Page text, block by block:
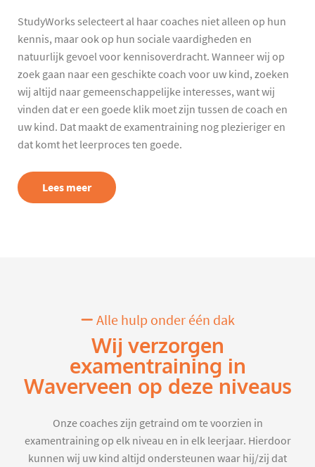
StudyWorks selecteert al haar coaches niet alleen op hun
kennis, maar ook op hun sociale vaardigheden en
natuurlijk gevoel voor kennisoverdracht. Wanneer wij op
zoek gaan naar een geschikte coach voor uw kind, zoeken
wij altijd naar gemeenschappelijke interesses, want wij
vinden dat er een goede klik moet zijn tussen de coach en
uw kind. Dat maakt de examentraining nog plezieriger en
dat komt het leerproces ten goede.
Lees meer
Alle hulp onder één dak
Wij verzorgen
examentraining in
Waverveen op deze niveaus
Onze coaches zijn getraind om te voorzien in
examentraining op elk niveau en in elk leerjaar. Hierdoor
kunnen wij uw kind altijd ondersteunen waar hij/zij dat